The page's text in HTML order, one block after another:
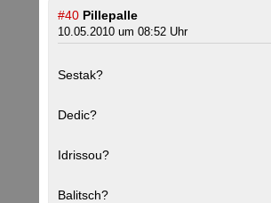
#40 Pillepalle
10.05.2010 um 08:52 Uhr
Sestak?
Dedic?
Idrissou?
Balitsch?